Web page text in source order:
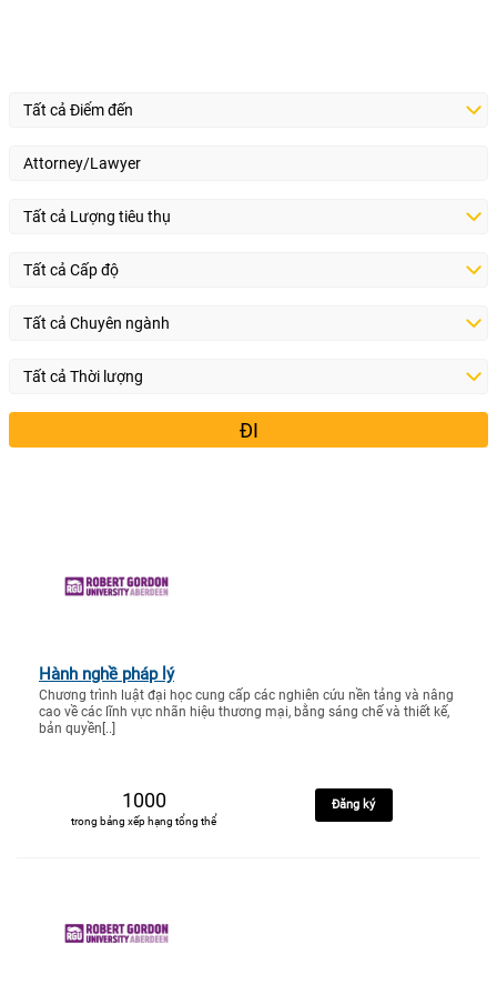
Hành nghề pháp lý
Chương trình luật đại học cung cấp các nghiên cứu nền tảng và nâng
cao về các lĩnh vực nhãn hiệu thương mại, bằng sáng chế và thiết kế,
bản quyền[..]
1000
trong bảng xếp hạng tổng thể
Đăng ký